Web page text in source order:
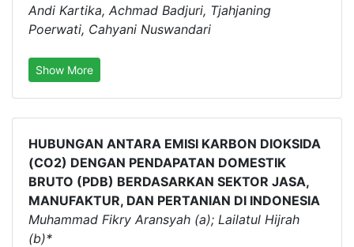
Andi Kartika, Achmad Badjuri, Tjahjaning
Poerwati, Cahyani Nuswandari
Show More
HUBUNGAN ANTARA EMISI KARBON DIOKSIDA
(CO2) DENGAN PENDAPATAN DOMESTIK
BRUTO (PDB) BERDASARKAN SEKTOR JASA,
MANUFAKTUR, DAN PERTANIAN DI INDONESIA
Muhammad Fikry Aransyah (a); Lailatul Hijrah
(b)*